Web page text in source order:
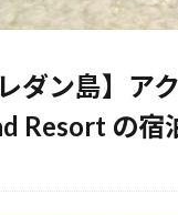
ダン島】ア
Resort の宿